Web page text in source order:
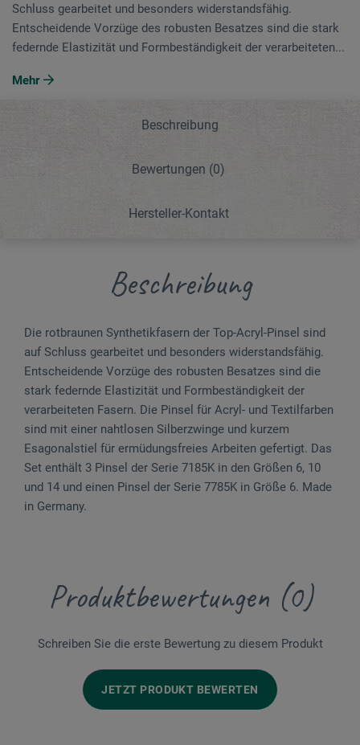
Schluss gearbeitet und besonders widerstandsfähig.
Entscheidende Vorzüge des robusten Besatzes sind die stark
federnde Elastizität und Formbeständigkeit der verarbeiteten...
Mehr
Beschreibung
Bewertungen (0)
Hersteller-Kontakt
Beschreibung
Die rotbraunen Synthetikfasern der Top-Acryl-Pinsel sind
auf Schluss gearbeitet und besonders widerstandsfähig.
Entscheidende Vorzüge des robusten Besatzes sind die
stark federnde Elastizität und Formbeständigkeit der
verarbeiteten Fasern. Die Pinsel für Acryl- und Textilfarben
sind mit einer nahtlosen Silberzwinge und kurzem
Esagonalstiel für ermüdungsfreies Arbeiten gefertigt. Das
Set enthält 3 Pinsel der Serie 7185K in den Größen 6, 10
und 14 und einen Pinsel der Serie 7785K in Größe 6. Made
in Germany.
Produktbewertungen (0)
Schreiben Sie die erste Bewertung zu diesem Produkt
JETZT PRODUKT BEWERTEN